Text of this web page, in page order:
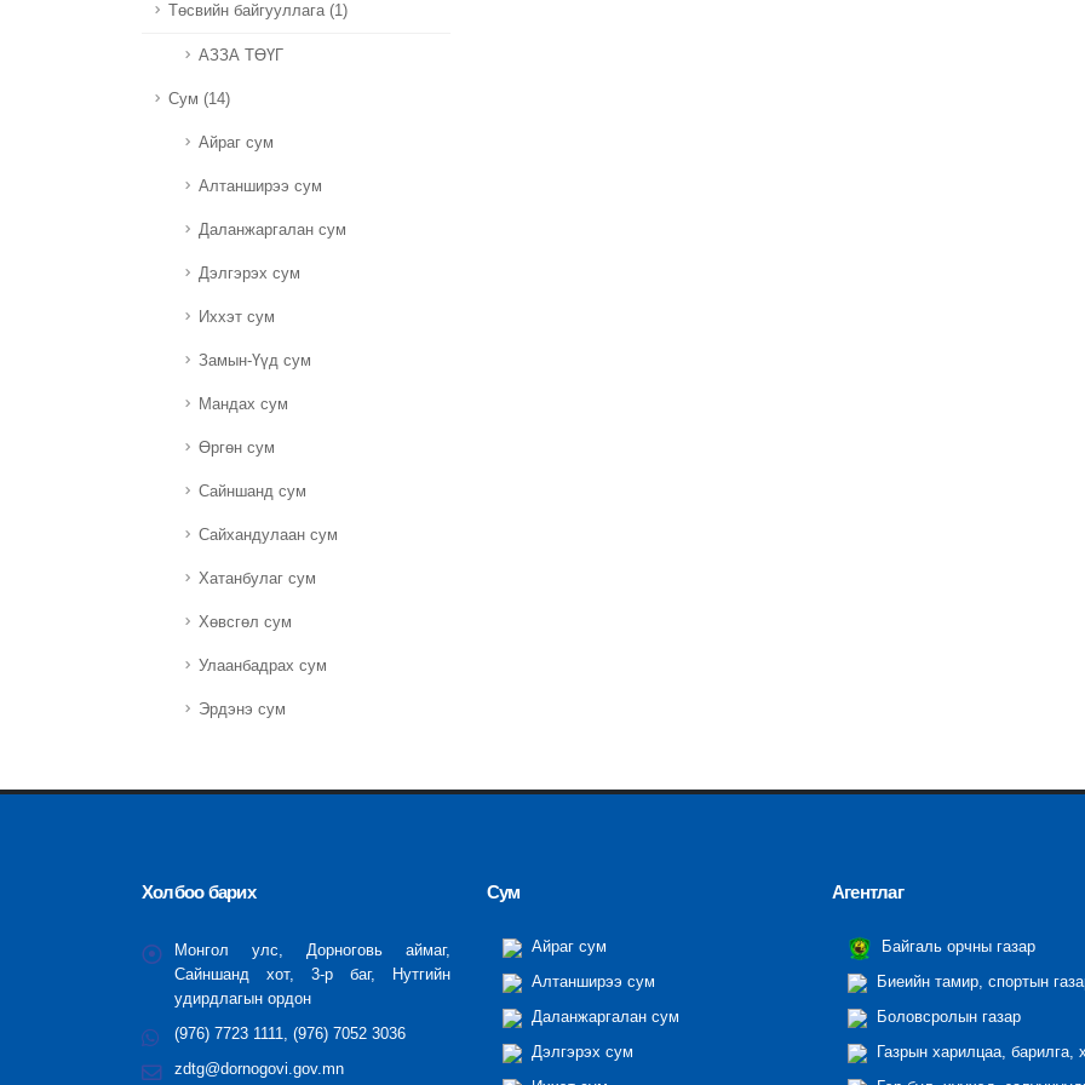
Төсвийн байгууллага (1)
АЗЗА ТӨҮГ
Сум (14)
Айраг сум
Алтанширээ сум
Даланжаргалан сум
Дэлгэрэх сум
Иххэт сум
Замын-Үүд сум
Мандах сум
Өргөн сум
Сайншанд сум
Сайхандулаан сум
Хатанбулаг сум
Хөвсгөл сум
Улаанбадрах сум
Эрдэнэ сум
Холбоо барих
Монгол улс, Дорноговь аймаг,
Сайншанд хот, 3-р баг, Нутгийн
удирдлагын ордон
(976) 7723 1111, (976) 7052 3036
zdtg@dornogovi.gov.mn
Сум
Айраг сум
Алтанширээ сум
Даланжаргалан сум
Дэлгэрэх сум
Агентлаг
Байгаль орчны газар
Биеийн тамир, спортын
Боловсролын газар
Газрын харилцаа, барилга,